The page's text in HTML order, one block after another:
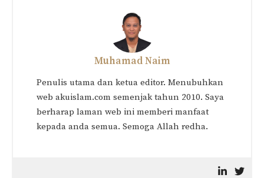
Muhamad Naim
Penulis utama dan ketua editor. Menubuhkan
web akuislam.com semenjak tahun 2010. Saya
berharap laman web ini memberi manfaat
kepada anda semua. Semoga Allah redha.